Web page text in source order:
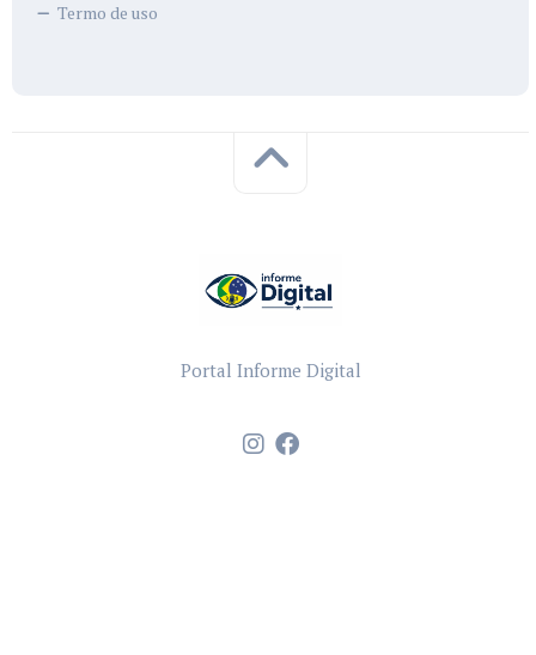
Termo de uso
Portal Informe Digital